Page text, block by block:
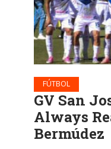
FÚTBOL
GV San
Always
Bermúdez